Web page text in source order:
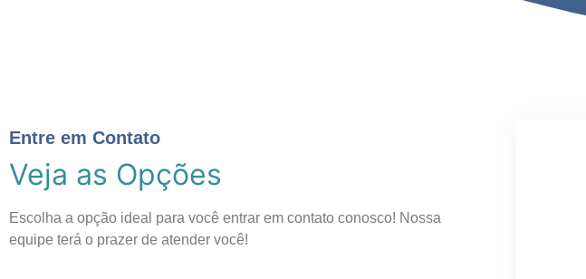
Entre em Contato
Veja as Opções
Escolha a opção ideal para você entrar em contato conosco! Nossa
equipe terá o prazer de atender você!